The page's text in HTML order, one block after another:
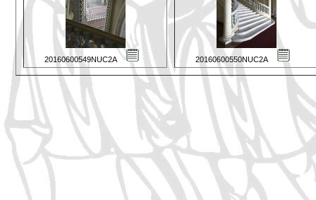
20160600549NUC2A 20160600550NUC2A